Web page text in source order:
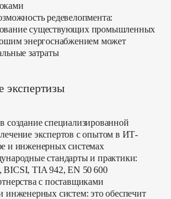
редевелопмента:
существующих промышленных
энергоснабжением может
затраты
экспертизы
создание специализированной
экспертов с опытом в ИТ-
и инженерных системах
стандарты и практики:
BICSI, TIA 942, EN 50 600
с поставщиками
инженерных систем: это обеспечит